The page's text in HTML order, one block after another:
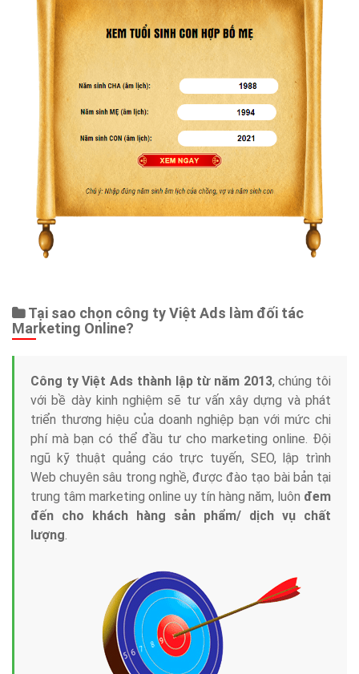
Tại sao chọn công ty Việt Ads làm đối tác
Marketing Online?
Công ty Việt Ads thành lập từ năm 2013, chúng tôi
với bề dày kinh nghiệm sẽ tư vấn xây dựng và phát
triển thương hiệu của doanh nghiệp bạn với mức chi
phí mà bạn có thể đầu tư cho marketing online. Đội
ngũ kỹ thuật quảng cáo trực tuyến, SEO, lập trình
Web chuyên sâu trong nghề, được đào tạo bài bản tại
trung tâm marketing online uy tín hàng năm, luôn đem
đến cho khách hàng sản phẩm/ dịch vụ chất
lượng.